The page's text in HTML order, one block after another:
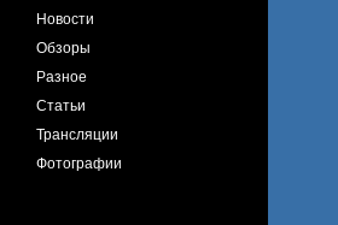
Новости
Обзоры
Разное
Статьи
Трансляции
Фотографии